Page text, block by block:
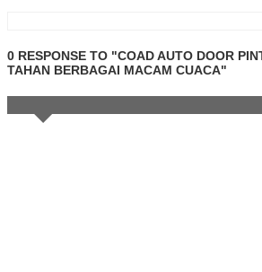
0 RESPONSE TO "COAD AUTO DOOR
TAHAN BERBAGAI MACAM CUACA"